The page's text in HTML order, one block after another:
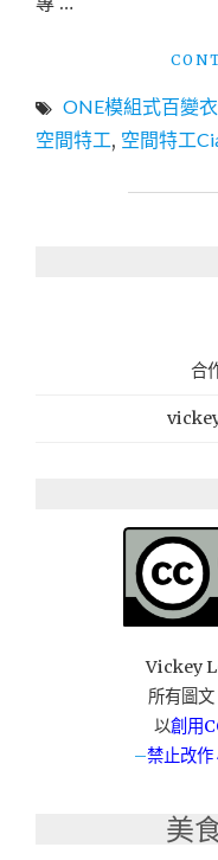
ONE模組式百變
空間特工, 空間特工
合
Vickey
所有圖
以創用
–禁止改作
美